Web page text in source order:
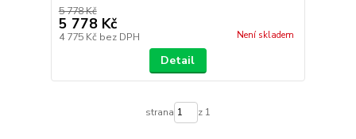
5 778 Kč
5 778 Kč
4 775 Kč bez DPH Není skladem
Detail
strana z 1